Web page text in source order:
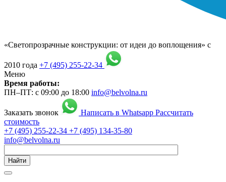
«Светопрозрачные конструкции: от идеи до воплощения» с
2010 года +7 (495) 255-22-34
Меню
Время работы:
ПН–ПТ: с 09:00 до 18:00 info@belvolna.ru
Заказать звонок Написать в Whatsapp Рассчитать
стоимость
+7 (495) 255-22-34 +7 (495) 134-35-80
info@belvolna.ru
Найти